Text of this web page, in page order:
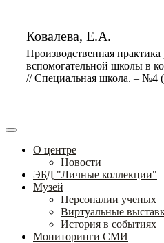
Ковалева, Е.А.
Производственная
вспомогательной школы в
// Специальная школа. – №4
О центре
Новости
ЭБД "Личные коллекции"
Музей
Персоналии ученых
Виртуальные
История в событиях
Мониторинги СМИ